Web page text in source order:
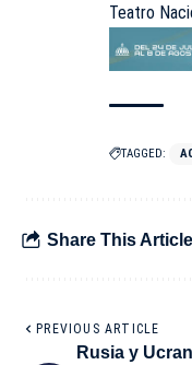
Teatro
TAGGED:
Share This Article
PREVIOUS ARTICLE
Rusia y